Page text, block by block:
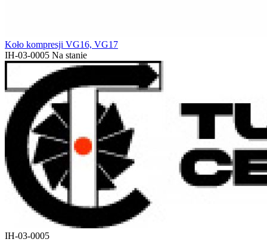
Koło kompresji VG16, VG17
IH-03-0005 Na stanie
IH-03-0005